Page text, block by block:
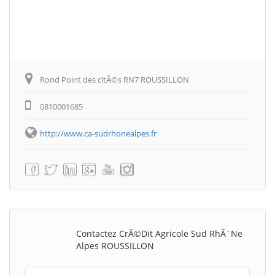
Rond Point des citÃ©s RN7 ROUSSILLON
0810001685
http://www.ca-sudrhonealpes.fr
Contactez CrÃ©dit Agricole Sud RhÃ´ne
Alpes ROUSSILLON